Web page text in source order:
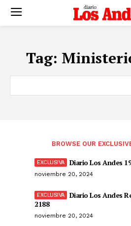
Tag:
BROWSE OUR
Diario Los Andes
noviembre 20, 2024
Diario Los Andes
2188
noviembre 20, 2024